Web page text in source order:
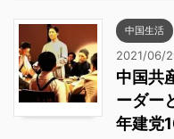
中国生活
2021/06/
中国共
ーダー
年建党